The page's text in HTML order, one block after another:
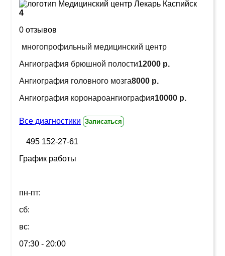
4
0 отзывов
многопрофильный медицинский центр
Ангиография брюшной полости12000 р.
Ангиография головного мозга8000 р.
Ангиография коронароангиография10000 р.
Все диагностики Записаться
495 152-27-61
График работы
пн-пт:
сб:
вс:
07:30 - 20:00